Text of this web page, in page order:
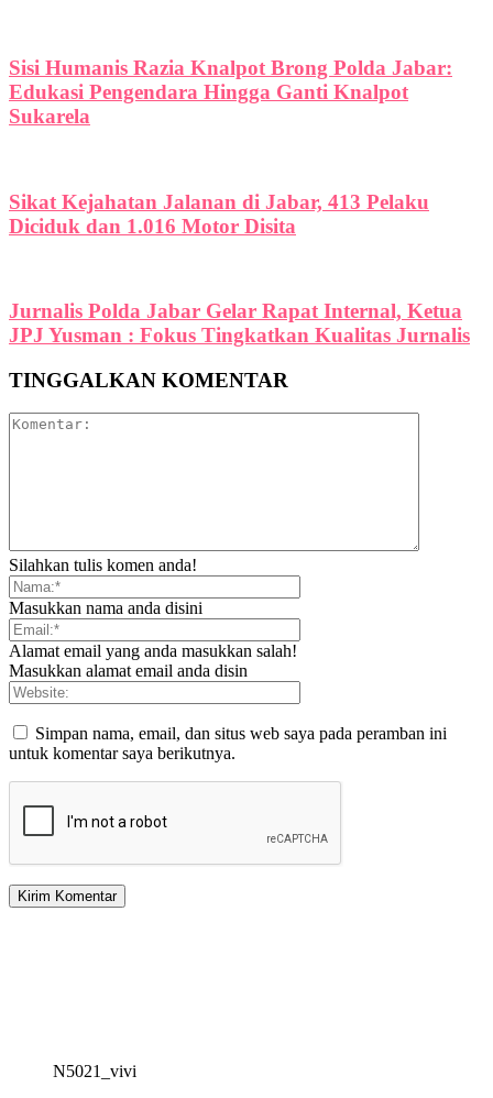
Sisi Humanis Razia Knalpot Brong Polda Jabar:
Edukasi Pengendara Hingga Ganti Knalpot
Sukarela
Sikat Kejahatan Jalanan di Jabar, 413 Pelaku
Diciduk dan 1.016 Motor Disita
Jurnalis Polda Jabar Gelar Rapat Internal, Ketua
JPJ Yusman : Fokus Tingkatkan Kualitas Jurnalis
TINGGALKAN KOMENTAR
Silahkan tulis komen anda!
Masukkan nama anda disini
Alamat email yang anda masukkan salah!
Masukkan alamat email anda disin
Simpan nama, email, dan situs web saya pada peramban ini
untuk komentar saya berikutnya.
N5021_vivi